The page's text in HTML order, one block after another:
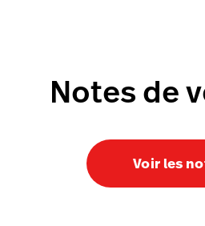
Notes de
Voir les